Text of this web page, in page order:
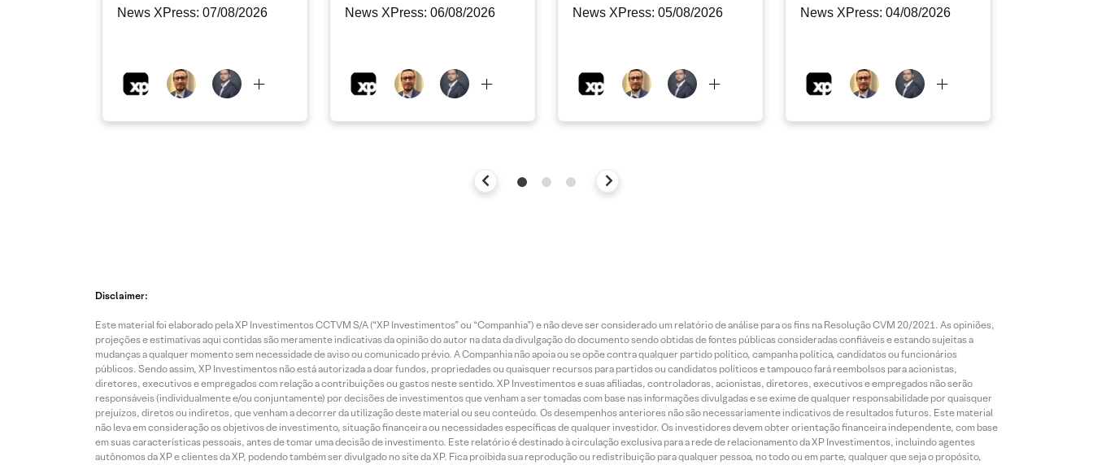
News XPress: 07/08/2026 News XPress: 06/08/2026 News XPress: 05/08/2026 News XPress: 04/08/2026
Disclaimer:
Este material foi elaborado pela XP Investimentos CCTVM S/A (“XP Investimentos” ou “Companhia”) e não deve ser considerado um relatório de análise para os fins na Resolução CVM 20/2021. As opiniões,
projeções e estimativas aqui contidas são meramente indicativas da opinião do autor na data da divulgação do documento sendo obtidas de fontes públicas consideradas confiáveis e estando sujeitas a
mudanças a qualquer momento sem necessidade de aviso ou comunicado prévio. A Companhia não apoia ou se opõe contra qualquer partido político, campanha política, candidatos ou funcionários
públicos. Sendo assim, XP Investimentos não está autorizada a doar fundos, propriedades ou quaisquer recursos para partidos ou candidatos políticos e tampouco fará reembolsos para acionistas,
diretores, executivos e empregados com relação a contribuições ou gastos neste sentido. XP Investimentos e suas afiliadas, controladoras, acionistas, diretores, executivos e empregados não serão
responsáveis (individualmente e/ou conjuntamente) por decisões de investimentos que venham a ser tomadas com base nas informações divulgadas e se exime de qualquer responsabilidade por quaisquer
prejuízos, diretos ou indiretos, que venham a decorrer da utilização deste material ou seu conteúdo. Os desempenhos anteriores não são necessariamente indicativos de resultados futuros. Este material
não leva em consideração os objetivos de investimento, situação financeira ou necessidades específicas de qualquer investidor. Os investidores devem obter orientação financeira independente, com base
em suas características pessoais, antes de tomar uma decisão de investimento. Este relatório é destinado à circulação exclusiva para a rede de relacionamento da XP Investimentos, incluindo agentes
autônomos da XP e clientes da XP, podendo também ser divulgado no site da XP. Fica proibida sua reprodução ou redistribuição para qualquer pessoa, no todo ou em parte, qualquer que seja o propósito,